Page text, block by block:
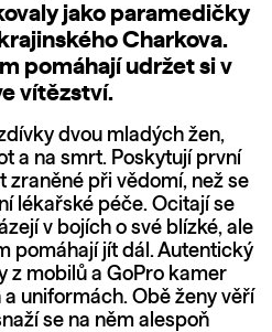
jako paramedičky
Charkova.
pomáhají udržet si v
vítězství.
dvou mladých žen,
a na smrt. Poskytují první
zraněné při vědomí, než se
lékařské péče. Ocitají se
v bojích o své blízké, ale
pomáhají jít dál. Autentický
z mobilů a GoPro kamer
uniformách. Obě ženy věří
se na něm alespoň